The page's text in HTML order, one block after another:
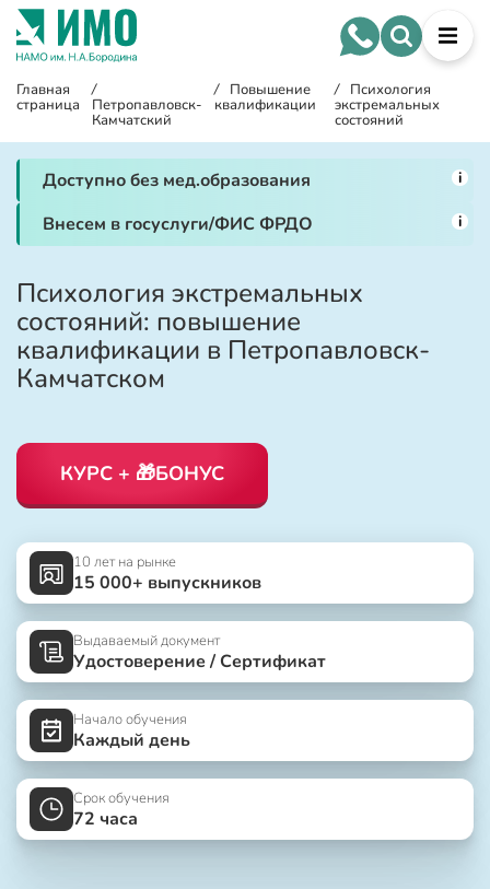
Главная
страница
/
Петропавловск-
Камчатский
/ Повышение
квалификации
/ Психология
экстремальных
состояний
Доступно без мед.образования i
Внесем в госуслуги/ФИС ФРДО i
Психология экстремальных
состояний: повышение
квалификации в Петропавловск-
Камчатском
КУРС + 🎁БОНУС
10 лет на рынке
15 000+ выпускников
Выдаваемый документ
Удостоверение / Сертификат
Начало обучения
Каждый день
Срок обучения
72 часа